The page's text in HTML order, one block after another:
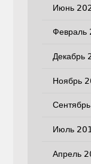
Июнь
Февраль
Декабрь
Ноябрь
Июль
Апрель